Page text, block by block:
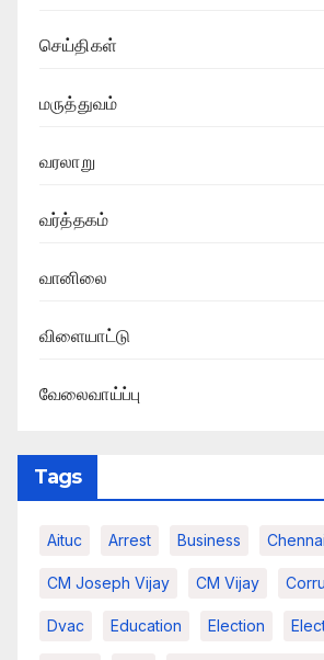
செய்திகள்
மருத்துவம்
வரலாறு
வர்த்தகம்
வானிலை
விளையாட்டு
வேலைவாய்ப்பு
Tags
Aituc Arrest Business Chennai
CM Joseph Vijay CM Vijay
Dvac Education Election